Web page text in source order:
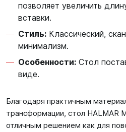
позволяет увеличить
вставки.
Стиль: Классический,
минимализм.
Особенности: Стол
виде.
Благодаря практичным
трансформации, стол HALMAR
отличным решением как для